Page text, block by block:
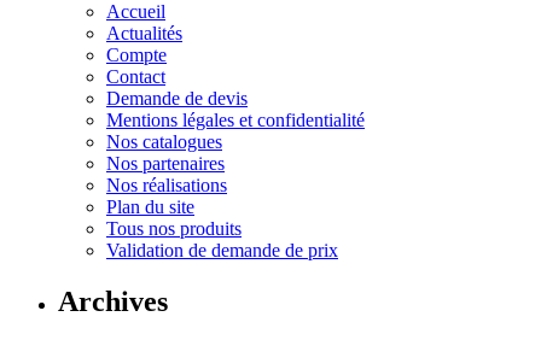
Accueil
Actualités
Compte
Contact
Demande de devis
Mentions légales et confidentialité
Nos catalogues
Nos partenaires
Nos réalisations
Plan du site
Tous nos produits
Validation de demande de prix
Archives